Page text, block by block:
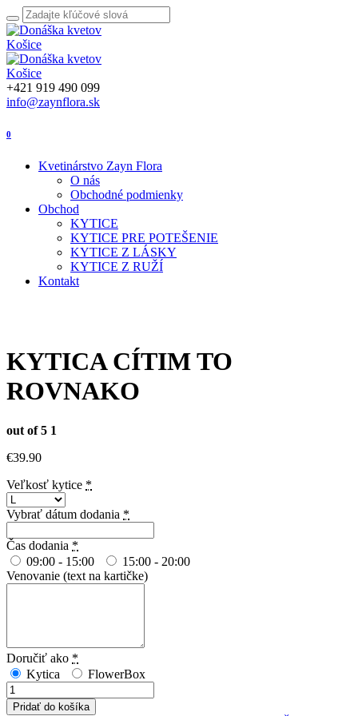
+421 919 490 099
info@zaynflora.sk
0
Kvetinárstvo Zayn Flora
O nás
Obchodné podmienky
Obchod
KYTICE
KYTICE PRE POTEŠENIE
KYTICE Z LÁSKY
KYTICE Z RUŽÍ
Kontakt
KYTICA CÍTIM TO
ROVNAKO
out of 5 1
€39.90
Veľkosť kytice *
Vybrať dátum dodania *
Čas dodania *
09:00 - 15:00
15:00 - 20:00
Venovanie (text na kartičke)
Doručiť ako *
Kytica
FlowerBox
množstvo
KYTICA
Pridať do košíka